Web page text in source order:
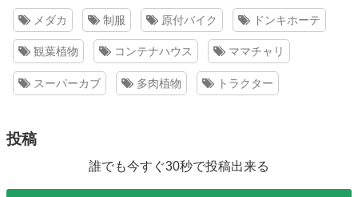
メダカ 制服 原付バイク ドンキホーテ
観葉植物 コンテナハウス ママチャリ
スーパーカブ 多肉植物 トラクター
投稿
誰でも今すぐ30秒で投稿出来る